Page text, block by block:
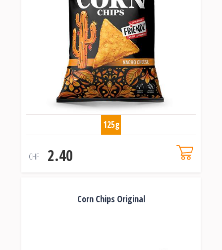
125g
CHF 2.40
Corn Chips Original